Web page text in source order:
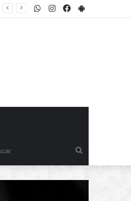
PlayStore
Facebook
Instagram
WhatsApp